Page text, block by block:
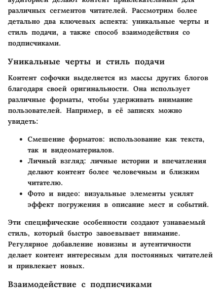
различных сегментов читателей. Рассмотрим более
детально два ключевых аспекта: уникальные черты и
стиль подачи, а также способ взаимодействия со
подписчиками.
Уникальные черты и стиль подачи
Контент софочки выделяется из массы других блогов
благодаря своей оригинальности. Она использует
различные форматы, чтобы удерживать внимание
пользователей. Например, в её записях можно
увидеть:
Смешение форматов: использование как текста,
так и видеоматериалов.
Личный взгляд: личные истории и впечатления
делают контент более человечным и близким
читателю.
Фото и видео: визуальные элементы усилят
эффект погружения в описание мест и событий.
Эти специфические особенности создают узнаваемый
стиль, который быстро завоевывает внимание.
Регулярное добавление новизны и аутентичности
делает контент интересным для постоянных читателей
и привлекает новых.
Взаимодействие с подписчиками